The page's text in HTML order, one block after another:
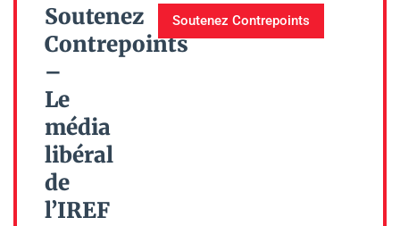
Soutenez
Contrepoints
–
Le
média
libéral
de
l’IREF
Soutenez Contrepoints